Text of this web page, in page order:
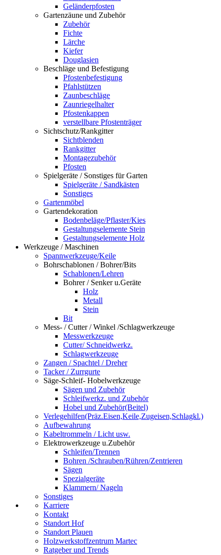
Geländerpfosten
Gartenzäune und Zubehör
Zubehör
Fichte
Lärche
Kiefer
Douglasien
Beschläge und Befestigung
Pfostenbefestigung
Pfahlstützen
Zaunbeschläge
Zaunriegelhalter
Pfostenkappen
verstellbare Pfostenträger
Sichtschutz/Rankgitter
Sichtblenden
Rankgitter
Montagezubehör
Pfosten
Spielgeräte / Sonstiges für Garten
Spielgeräte / Sandkästen
Sonstiges
Gartenmöbel
Gartendekoration
Bodenbeläge/Pflaster/Kies
Gestaltungselemente Stein
Gestaltungselemente Holz
Werkzeuge / Maschinen
Spannwerkzeuge/Keile
Bohrschablonen / Bohrer/Bits
Schablonen/Lehren
Bohrer / Senker u.Geräte
Holz
Metall
Stein
Bit
Mess- / Cutter / Winkel /Schlagwerkzeuge
Messwerkzeuge
Cutter/ Schneidwerkz.
Schlagwerkzeuge
Zangen / Spachtel / Dreher
Tacker / Zurrgurte
Säge-Schleif- Hobelwerkzeuge
Sägen und Zubehör
Schleifwerkz. und Zubehör
Hobel und Zubehör(Beitel)
Verlegehilfen(Präz.Eisen,Keile,Zugeisen,Schlagkl.)
Aufbewahrung
Kabeltrommeln / Licht usw.
Elektrowerkzeuge u.Zubehör
Schleifen/Trennen
Bohren /Schrauben/Rühren/Zentrieren
Sägen
Spezialgeräte
Klammern/ Nageln
Sonstiges
Karriere
Kontakt
Standort Hof
Standort Plauen
Holzwerkstoffzentrum Martec
Ratgeber und Trends